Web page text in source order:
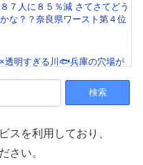
７人に８５％減 さてさてどう
な？？奈良県ワースト第４位
透明すぎる川🐟兵庫の穴場が
再生プロジェクト2020
スを利用しており、
さい。